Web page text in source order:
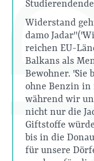
Widerstand
damo Jadar"
reichen EU-
Balkans als
Bewohner.
ohne Benzin in
während wir
nicht nur die
Giftstoffe
bis in die
für unsere